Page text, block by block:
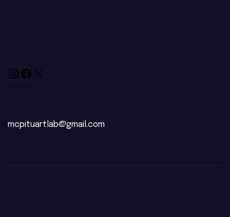
mcpituartlab@gmail.com